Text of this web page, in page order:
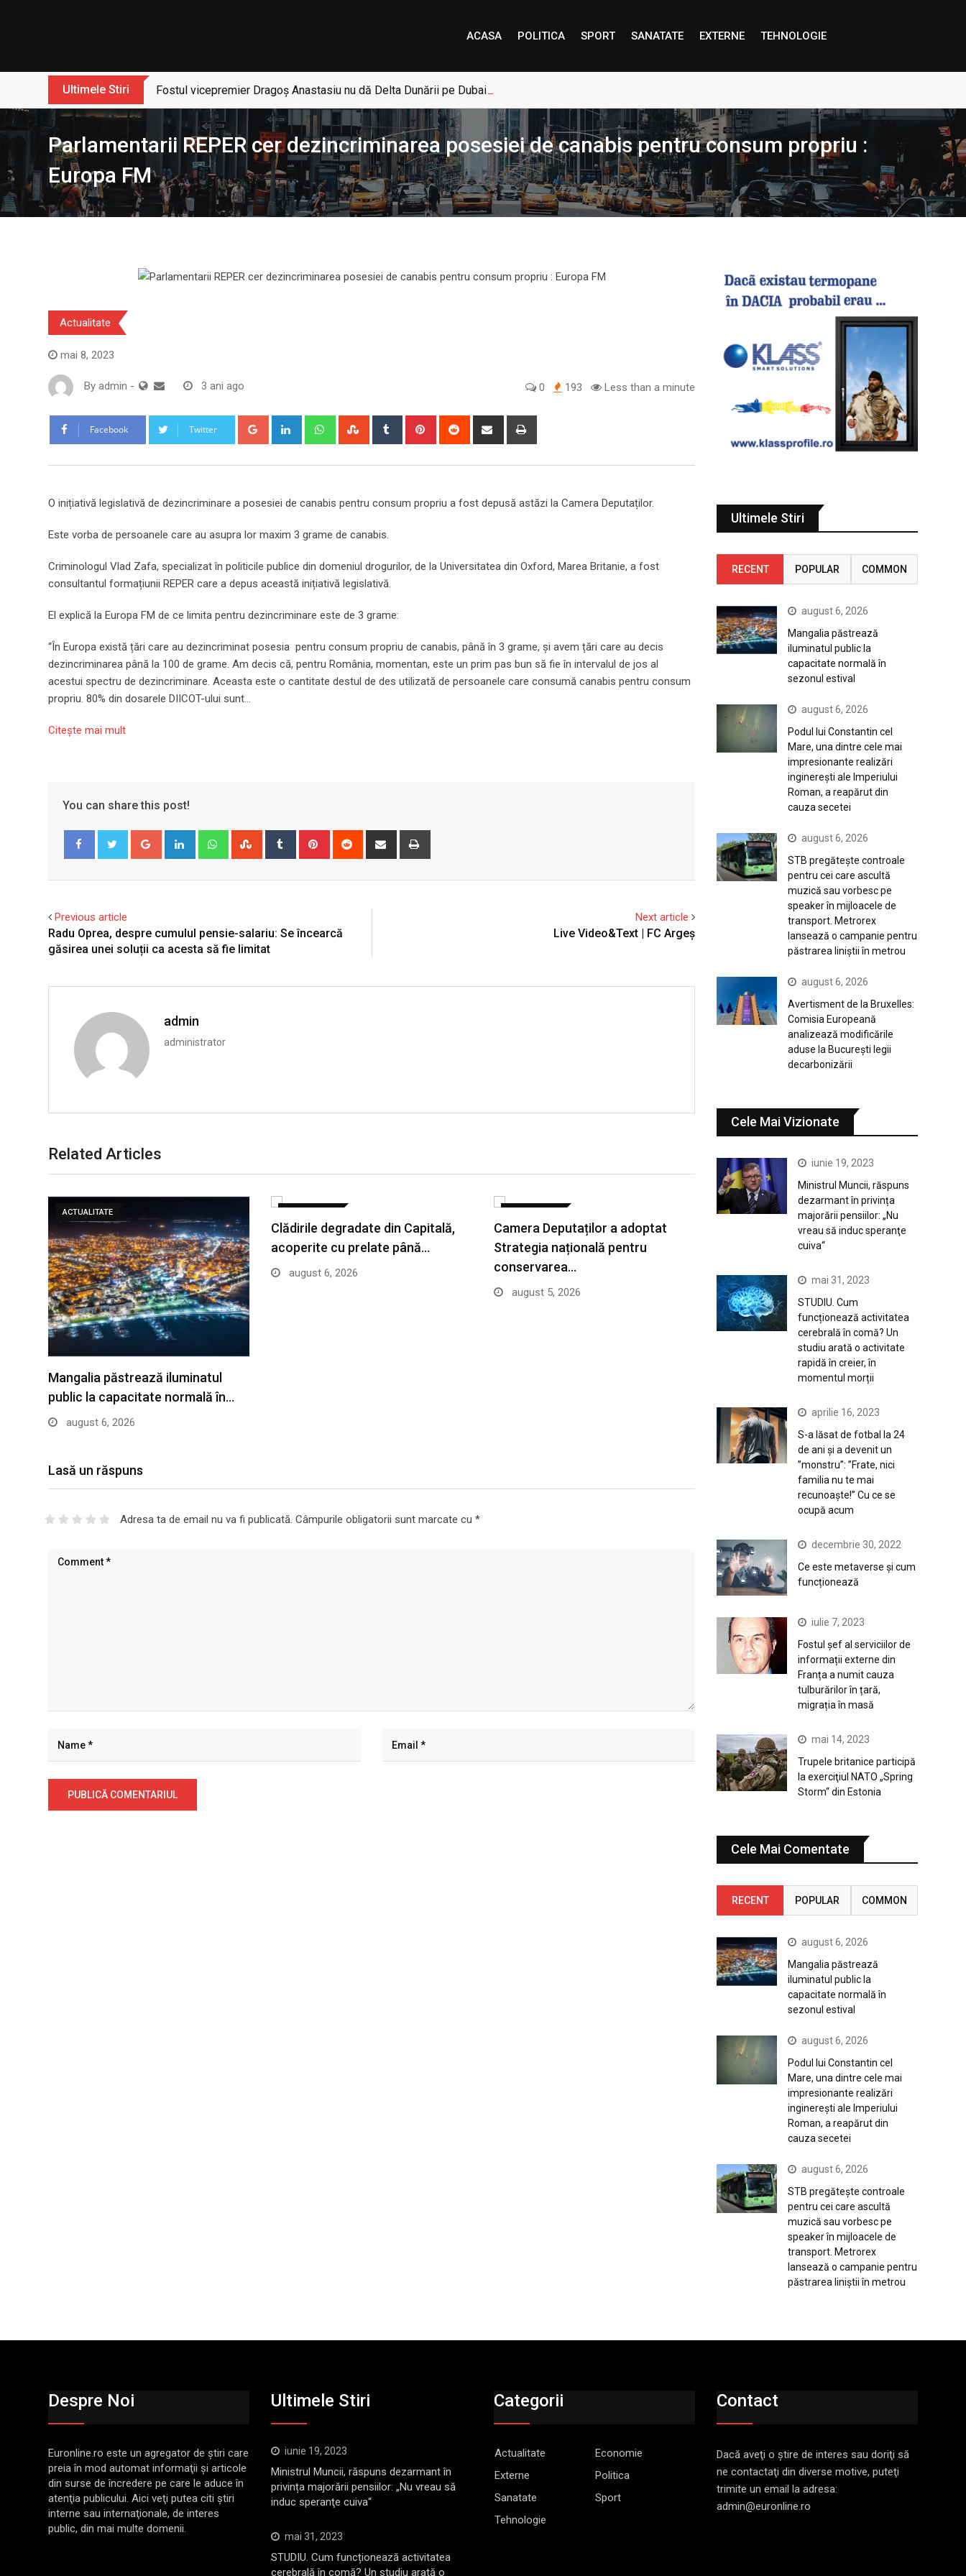
ACASA POLITICA SPORT SANATATE EXTERNE TEHNOLOGIE
Ultimele Stiri Fostul vicepremier Dragoș Anastasiu nu dă Delta Dunării pe Dubai: „Uneori, Paradisul este mai aproape decât credem”
Parlamentarii REPER cer dezincriminarea posesiei de canabis pentru consum propriu :
Europa FM
Actualitate
mai 8, 2023
By admin - 3 ani ago 0 193 Less than a minute
Facebook Twitter Google+ LinkedIn WhatsappStumbleUpon
Tumblr Pinterest Reddit
Share
O inițiativă legislativă de dezincriminare a posesiei de canabis pentru consum propriu a fost depusă astăzi la Camera Deputaților.
Este vorba de persoanele care au asupra lor maxim 3 grame de canabis.
Criminologul Vlad Zafa, specializat în politicile publice din domeniul drogurilor, de la Universitatea din Oxford, Marea Britanie, a fost
consultantul formațiunii REPER care a depus această inițiativă legislativă.
El explică la Europa FM de ce limita pentru dezincriminare este de 3 grame:
“În Europa există țări care au dezincriminat posesia pentru consum propriu de canabis, până în 3 grame, și avem țări care au decis
dezincriminarea până la 100 de grame. Am decis că, pentru România, momentan, este un prim pas bun să fie în intervalul de jos al
acestui spectru de dezincriminare. Aceasta este o cantitate destul de des utilizată de persoanele care consumă canabis pentru consum
propriu. 80% din dosarele DIICOT-ului sunt…
Citeşte mai mult
You can share this post!
Google+ LinkedIn WhatsappStumbleUpon
Tumblr Pinterest Reddit
Share
Previous article
Radu Oprea, despre cumulul pensie-salariu: Se încearcă
găsirea unei soluții ca acesta să fie limitat
Next article
Live Video&Text | FC Argeș
admin
administrator
Related Articles
ACTUALITATE
Mangalia păstrează iluminatul
public la capacitate normală în…
august 6, 2026
Clădirile degradate din Capitală,
acoperite cu prelate până…
august 6, 2026
Camera Deputaților a adoptat
Strategia națională pentru
conservarea…
august 5, 2026
Lasă un răspuns
Adresa ta de email nu va fi publicată. Câmpurile obligatorii sunt marcate cu *
Ultimele Stiri
RECENT POPULAR COMMON
august 6, 2026
Mangalia păstrează
iluminatul public la
capacitate normală în
sezonul estival
august 6, 2026
Podul lui Constantin cel
Mare, una dintre cele mai
impresionante realizări
inginerești ale Imperiului
Roman, a reapărut din
cauza secetei
august 6, 2026
STB pregătește controale
pentru cei care ascultă
muzică sau vorbesc pe
speaker în mijloacele de
transport. Metrorex
lansează o campanie pentru
păstrarea liniștii în metrou
august 6, 2026
Avertisment de la Bruxelles:
Comisia Europeană
analizează modificările
aduse la București legii
decarbonizării
Cele Mai Vizionate
iunie 19, 2023
Ministrul Muncii, răspuns
dezarmant în privința
majorării pensiilor: „Nu
vreau să induc speranţe
cuiva“
mai 31, 2023
STUDIU. Cum
funcționează activitatea
cerebrală în comă? Un
studiu arată o activitate
rapidă în creier, în
momentul morții
aprilie 16, 2023
S-a lăsat de fotbal la 24
de ani și a devenit un
”monstru”: ”Frate, nici
familia nu te mai
recunoaște!” Cu ce se
ocupă acum
decembrie 30, 2022
Ce este metaverse și cum
funcționează
iulie 7, 2023
Fostul șef al serviciilor de
informații externe din
Franța a numit cauza
tulburărilor în țară,
migrația în masă
mai 14, 2023
Trupele britanice participă
la exerciţiul NATO „Spring
Storm“ din Estonia
Cele Mai Comentate
RECENT POPULAR COMMON
august 6, 2026
Mangalia păstrează
iluminatul public la
capacitate normală în
sezonul estival
august 6, 2026
Podul lui Constantin cel
Mare, una dintre cele mai
impresionante realizări
inginerești ale Imperiului
Roman, a reapărut din
cauza secetei
august 6, 2026
STB pregătește controale
pentru cei care ascultă
muzică sau vorbesc pe
speaker în mijloacele de
transport. Metrorex
lansează o campanie pentru
păstrarea liniștii în metrou
Despre Noi
Euronline.ro este un agregator de ştiri care
preia în mod automat informaţii şi articole
din surse de încredere pe care le aduce în
atenţia publicului. Aici veţi putea citi ştiri
interne sau internaţionale, de interes
public, din mai multe domenii.
Ultimele Stiri
iunie 19, 2023
Ministrul Muncii, răspuns dezarmant în
privința majorării pensiilor: „Nu vreau să
induc speranţe cuiva“
mai 31, 2023
STUDIU. Cum funcționează activitatea
cerebrală în comă? Un studiu arată o
Categorii
Actualitate
Economie
Externe
Politica
Sanatate
Sport
Tehnologie
Contact
Dacă aveţi o ştire de interes sau doriţi să
ne contactaţi din diverse motive, puteţi
trimite un email la adresa:
admin@euronline.ro